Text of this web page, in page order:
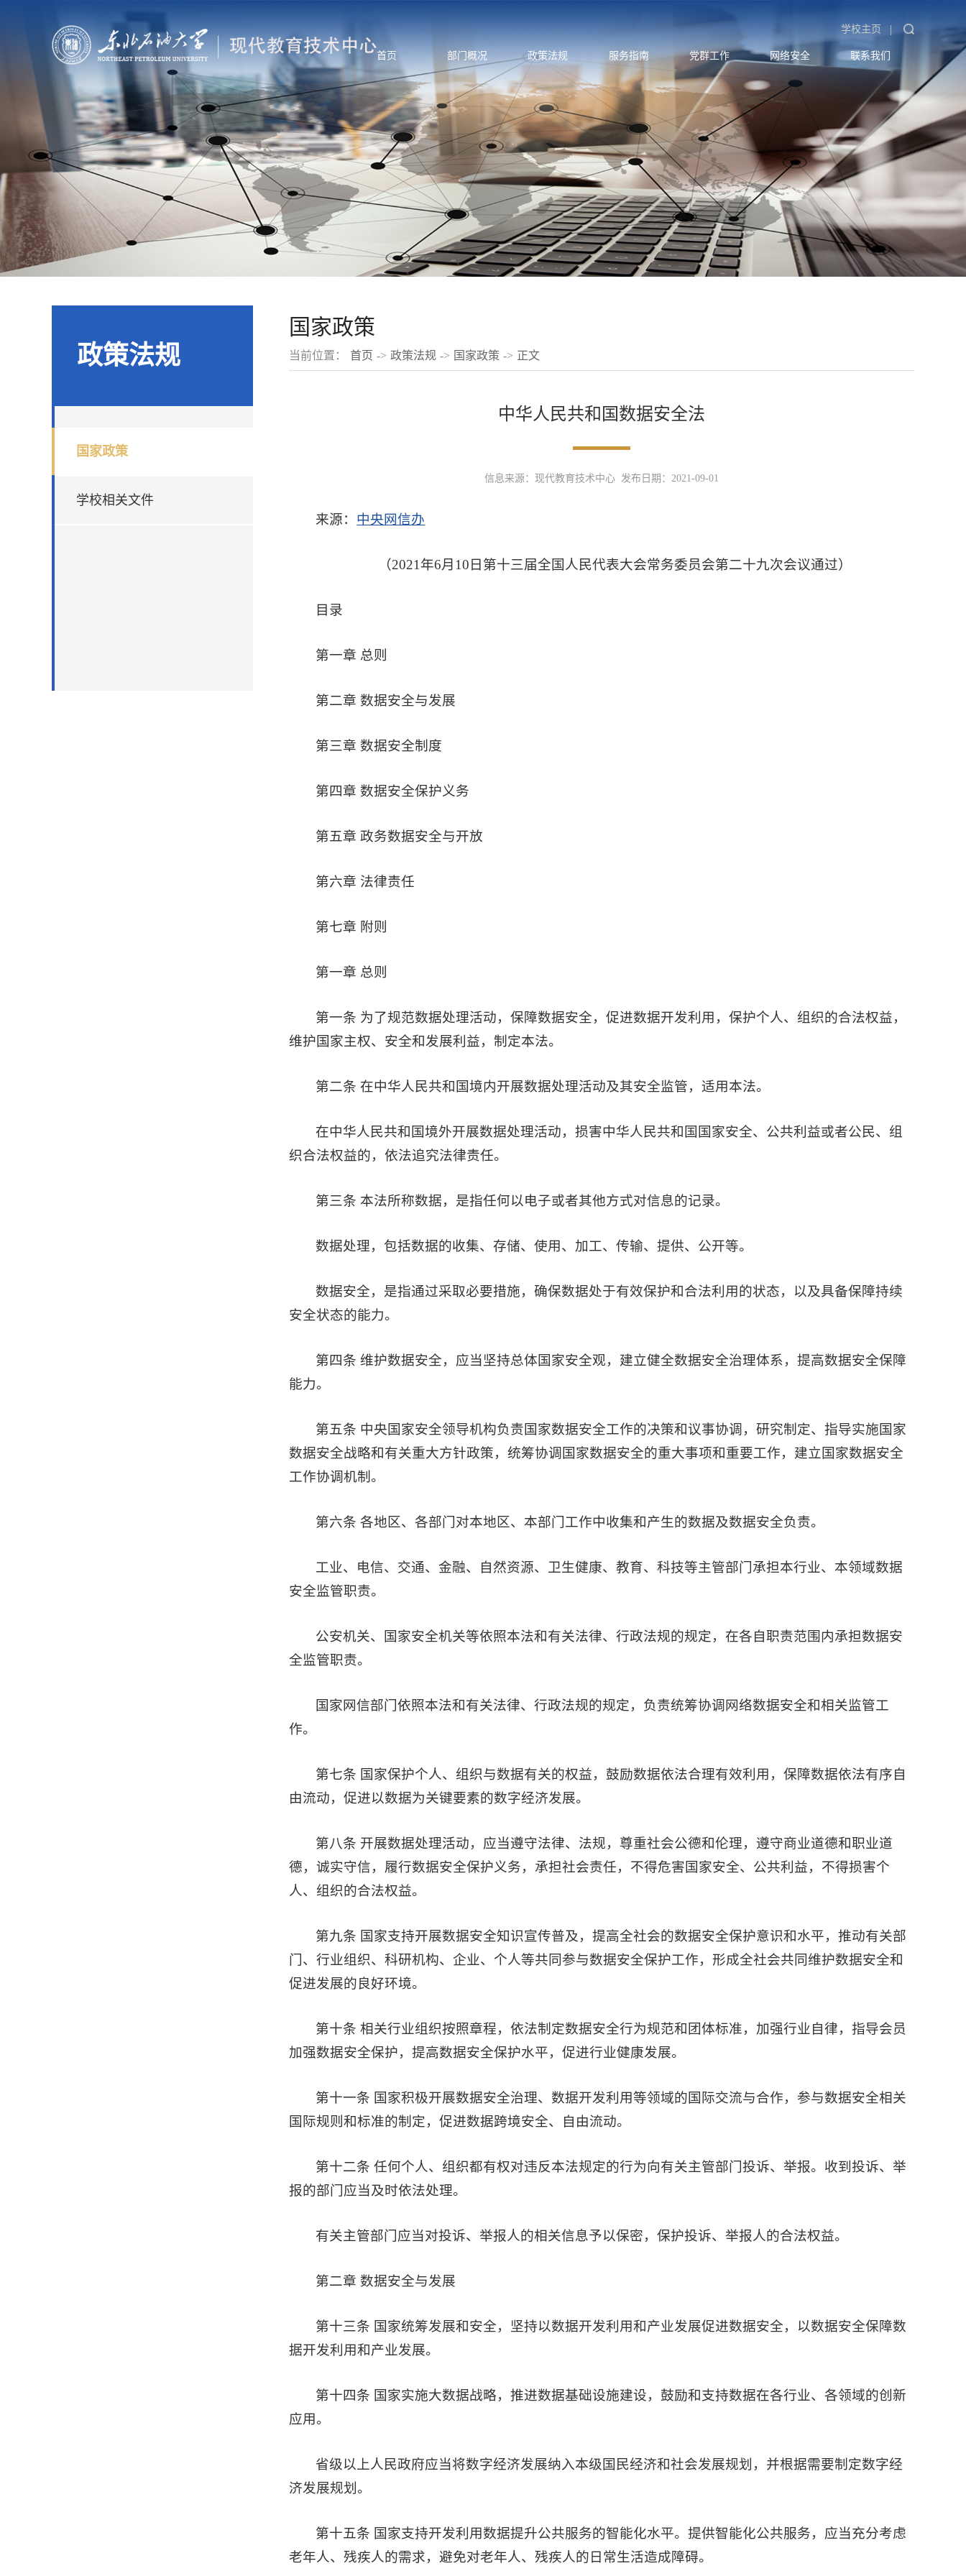
|
学校主页
首页 部门概况 政策法规 服务指南 党群工作 网络安全 联系我们
政策法规
国家政策
学校相关文件
国家政策
当前位置： 首页 -> 政策法规 -> 国家政策 -> 正文
中华人民共和国数据安全法
信息来源：现代教育技术中心 发布日期：2021-09-01
来源： 中央网信办
（2021年6月10日第十三届全国人民代表大会常务委员会第二十九次会议通过）
目录
第一章 总则
第二章 数据安全与发展
第三章 数据安全制度
第四章 数据安全保护义务
第五章 政务数据安全与开放
第六章 法律责任
第七章 附则
第一章 总则
第一条 为了规范数据处理活动，保障数据安全，促进数据开发利用，保护个人、组织的合法权益，
维护国家主权、安全和发展利益，制定本法。
第二条 在中华人民共和国境内开展数据处理活动及其安全监管，适用本法。
在中华人民共和国境外开展数据处理活动，损害中华人民共和国国家安全、公共利益或者公民、组
织合法权益的，依法追究法律责任。
第三条 本法所称数据，是指任何以电子或者其他方式对信息的记录。
数据处理，包括数据的收集、存储、使用、加工、传输、提供、公开等。
数据安全，是指通过采取必要措施，确保数据处于有效保护和合法利用的状态，以及具备保障持续
安全状态的能力。
第四条 维护数据安全，应当坚持总体国家安全观，建立健全数据安全治理体系，提高数据安全保障
能力。
第五条 中央国家安全领导机构负责国家数据安全工作的决策和议事协调，研究制定、指导实施国家
数据安全战略和有关重大方针政策，统筹协调国家数据安全的重大事项和重要工作，建立国家数据安全
工作协调机制。
第六条 各地区、各部门对本地区、本部门工作中收集和产生的数据及数据安全负责。
工业、电信、交通、金融、自然资源、卫生健康、教育、科技等主管部门承担本行业、本领域数据
安全监管职责。
公安机关、国家安全机关等依照本法和有关法律、行政法规的规定，在各自职责范围内承担数据安
全监管职责。
国家网信部门依照本法和有关法律、行政法规的规定，负责统筹协调网络数据安全和相关监管工
作。
第七条 国家保护个人、组织与数据有关的权益，鼓励数据依法合理有效利用，保障数据依法有序自
由流动，促进以数据为关键要素的数字经济发展。
第八条 开展数据处理活动，应当遵守法律、法规，尊重社会公德和伦理，遵守商业道德和职业道
德，诚实守信，履行数据安全保护义务，承担社会责任，不得危害国家安全、公共利益，不得损害个
人、组织的合法权益。
第九条 国家支持开展数据安全知识宣传普及，提高全社会的数据安全保护意识和水平，推动有关部
门、行业组织、科研机构、企业、个人等共同参与数据安全保护工作，形成全社会共同维护数据安全和
促进发展的良好环境。
第十条 相关行业组织按照章程，依法制定数据安全行为规范和团体标准，加强行业自律，指导会员
加强数据安全保护，提高数据安全保护水平，促进行业健康发展。
第十一条 国家积极开展数据安全治理、数据开发利用等领域的国际交流与合作，参与数据安全相关
国际规则和标准的制定，促进数据跨境安全、自由流动。
第十二条 任何个人、组织都有权对违反本法规定的行为向有关主管部门投诉、举报。收到投诉、举
报的部门应当及时依法处理。
有关主管部门应当对投诉、举报人的相关信息予以保密，保护投诉、举报人的合法权益。
第二章 数据安全与发展
第十三条 国家统筹发展和安全，坚持以数据开发利用和产业发展促进数据安全，以数据安全保障数
据开发利用和产业发展。
第十四条 国家实施大数据战略，推进数据基础设施建设，鼓励和支持数据在各行业、各领域的创新
应用。
省级以上人民政府应当将数字经济发展纳入本级国民经济和社会发展规划，并根据需要制定数字经
济发展规划。
第十五条 国家支持开发利用数据提升公共服务的智能化水平。提供智能化公共服务，应当充分考虑
老年人、残疾人的需求，避免对老年人、残疾人的日常生活造成障碍。